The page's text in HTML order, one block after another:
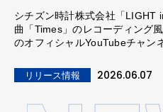
シチズン時計株式会社「LIGHT
曲「Times」のレコーディング
のオフィシャルYouTubeチャン
リリース情報 2026.06.07